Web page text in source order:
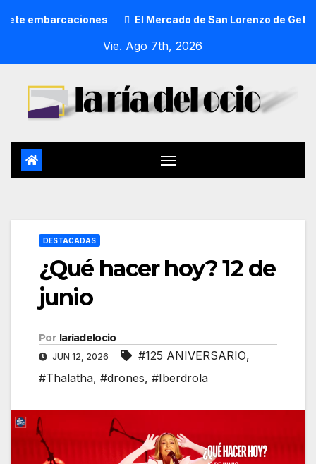
El Mercado de San Lorenzo de Getxo reunirá
Vie. Ago 7th, 2026
DESTACADAS
¿Qué hacer hoy? 12 de
junio
Por laríadelocio
JUN 12, 2026 #125 ANIVERSARIO,
#Thalatha, #drones, #Iberdrola